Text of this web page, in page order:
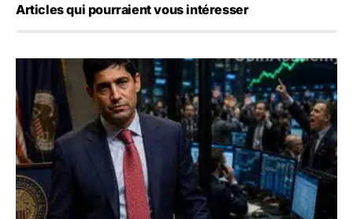
Articles qui pourraient vous intéresser
Emploi américain : 23 000 postes détruits en juillet, les